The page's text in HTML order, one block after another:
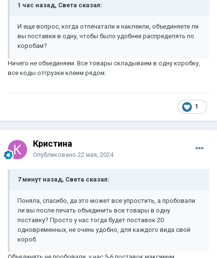
1 час назад, Света сказал:
И еще вопрос, когда отпечатали и наклеили, объединяете ли
вы поставки в одну, чтобы было удобнее распределять по
коробам?
Ничего не объединяем. Все товары складываем в одну коробку,
все коды отгрузки клеим рядом.
1
Кристина
Опубликовано 22 мая, 2024
7 минут назад, Света сказал:
Поняла, спасибо, да это может все упростить, а пробовали
ли вы после печать объединить все товары в одну
поставку? Просто у нас тогда будет поставок 20
одновременных, не очень удобно, для каждого вида свой
короб.